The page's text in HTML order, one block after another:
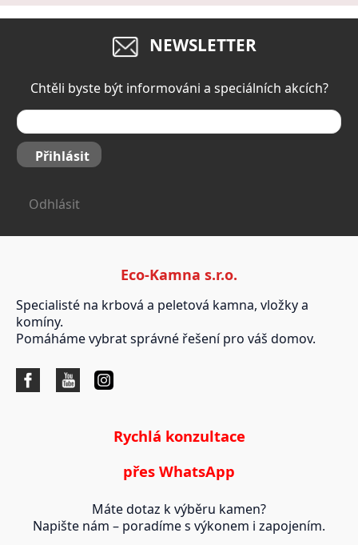
NEWSLETTER
Chtěli byste být informováni a speciálních akcích?
Přihlásit
Odhlásit
Eco-Kamna s.r.o.
Specialisté na krbová a peletová kamna, vložky a
komíny.
Pomáháme vybrat správné řešení pro váš domov.
Rychlá konzultace
přes WhatsApp
Máte dotaz k výběru kamen?
Napište nám – poradíme s výkonem i zapojením.